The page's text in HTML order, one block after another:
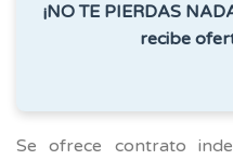
¡NO TE PIERDAS
recibe
Se ofrece contrato